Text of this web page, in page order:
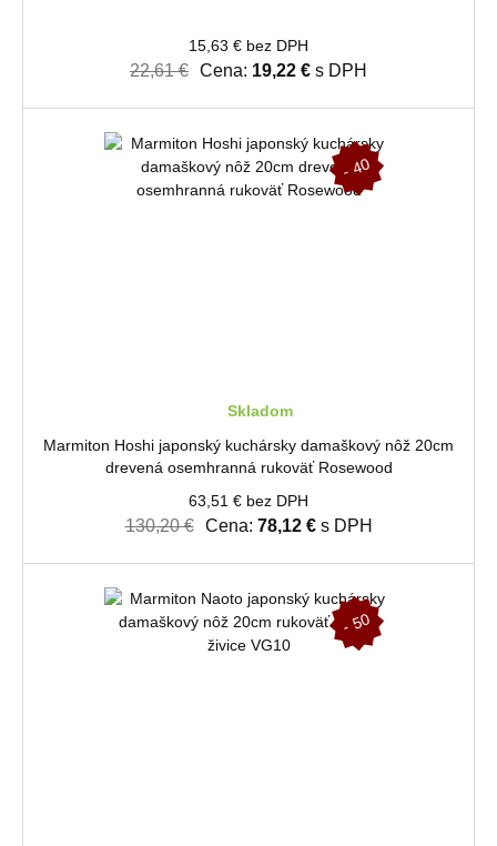
15,63 € bez DPH
22,61 € Cena: 19,22 € s DPH
-
4
0
Skladom
Marmiton Hoshi japonský kuchársky damaškový nôž 20cm
drevená osemhranná rukoväť Rosewood
63,51 € bez DPH
130,20 € Cena: 78,12 €s DPH
-
5
0